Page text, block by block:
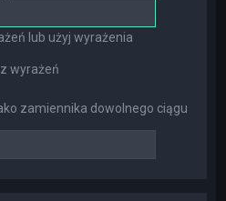
lub użyj wyrażenia
wyrażeń
zamiennika dowolnego ciągu